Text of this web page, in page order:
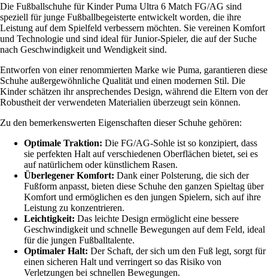
Die Fußballschuhe für Kinder Puma Ultra 6 Match FG/AG sind
speziell für junge Fußballbegeisterte entwickelt worden, die ihre
Leistung auf dem Spielfeld verbessern möchten. Sie vereinen Komfort
und Technologie und sind ideal für Junior-Spieler, die auf der Suche
nach Geschwindigkeit und Wendigkeit sind.
Entworfen von einer renommierten Marke wie Puma, garantieren diese
Schuhe außergewöhnliche Qualität und einen modernen Stil. Die
Kinder schätzen ihr ansprechendes Design, während die Eltern von der
Robustheit der verwendeten Materialien überzeugt sein können.
Zu den bemerkenswerten Eigenschaften dieser Schuhe gehören:
Optimale Traktion: Die FG/AG-Sohle ist so konzipiert, dass
sie perfekten Halt auf verschiedenen Oberflächen bietet, sei es
auf natürlichem oder künstlichem Rasen.
Überlegener Komfort: Dank einer Polsterung, die sich der
Fußform anpasst, bieten diese Schuhe den ganzen Spieltag über
Komfort und ermöglichen es den jungen Spielern, sich auf ihre
Leistung zu konzentrieren.
Leichtigkeit: Das leichte Design ermöglicht eine bessere
Geschwindigkeit und schnelle Bewegungen auf dem Feld, ideal
für die jungen Fußballtalente.
Optimaler Halt: Der Schaft, der sich um den Fuß legt, sorgt für
einen sicheren Halt und verringert so das Risiko von
Verletzungen bei schnellen Bewegungen.